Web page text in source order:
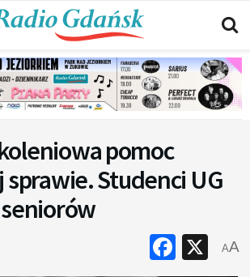
pomoc
sprawie. Studenci UG
X
AA